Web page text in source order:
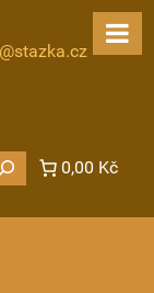
0,00 Kč